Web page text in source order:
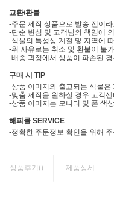
교환/환불
-주문 제작 상품으로 발송 전이
-단순 변심 및 고객님의 책임에
-식물의 특성상 계절 및 지역에
-위 사유로는 취소 및 환불이 불
-배송 과정에서 상품이 파손된
구매 시 TIP
-상품 이미지와 출고되는 식물은
-맞춤 제작을 원하실 경우 고객
-상품 이미지는 모니터 및 폰 색
해피콜 SERVICE
-정확한 주문정보 확인을 위해
상품후기() 제품상세